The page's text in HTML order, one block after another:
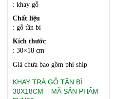
: khay gỗ
Chất liệu
: gỗ tần bì
Kích thước
: 30×18 cm
Giá chưa bao gồm phí ship
KHAY TRÀ GỖ TẦN BÌ
30X18CM – MÃ SẢN PHẨM